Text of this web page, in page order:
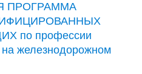
ПРОГРАММА
по профессии
железнодорожном